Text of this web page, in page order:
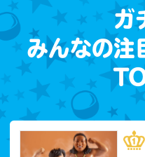
ガ
みんなの注